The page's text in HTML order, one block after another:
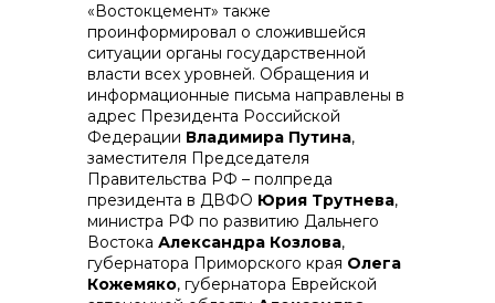
«Востокцемент» также
проинформировал о сложившейся
ситуации органы государственной
власти всех уровней. Обращения и
информационные письма направлены в
адрес Президента Российской
Федерации Владимира Путина,
заместителя Председателя
Правительства РФ – полпреда
президента в ДВФО Юрия Трутнева,
министра РФ по развитию Дальнего
Востока Александра Козлова,
губернатора Приморского края Олега
Кожемяко, губернатора Еврейской